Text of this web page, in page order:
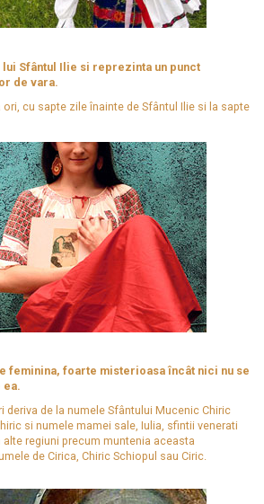
Sfântul Ilie si reprezinta un punct
de vara.
cu sapte zile înainte de Sfântul Ilie si la sapte
feminina, foarte misterioasa încât nici nu se
ea.
de la numele Sfântului Mucenic Chiric
si numele mamei sale, Iulia, sfintii venerati
regiuni precum muntenia aceasta
de Cirica, Chiric Schiopul sau Ciric.